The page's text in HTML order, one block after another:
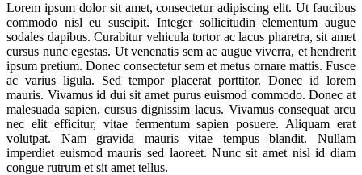
Lorem ipsum dolor sit amet, consectetur adipiscing elit. Ut faucibus
commodo nisl eu suscipit. Integer sollicitudin elementum augue
sodales dapibus. Curabitur vehicula tortor ac lacus pharetra, sit amet
cursus nunc egestas. Ut venenatis sem ac augue viverra, et hendrerit
ipsum pretium. Donec consectetur sem et metus ornare mattis. Fusce
ac varius ligula. Sed tempor placerat porttitor. Donec id lorem
mauris. Vivamus id dui sit amet purus euismod commodo. Donec at
malesuada sapien, cursus dignissim lacus. Vivamus consequat arcu
nec elit efficitur, vitae fermentum sapien posuere. Aliquam erat
volutpat. Nam gravida mauris vitae tempus blandit. Nullam
imperdiet euismod mauris sed laoreet. Nunc sit amet nisl id diam
congue rutrum et sit amet tellus.